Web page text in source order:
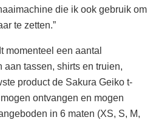
die ik ook gebruik om
te zetten.”
momenteel een aantal
aan tassen, shirts en truien,
product de Sakura Geiko t-
ontvangen en mogen
in 6 maten (XS, S, M,